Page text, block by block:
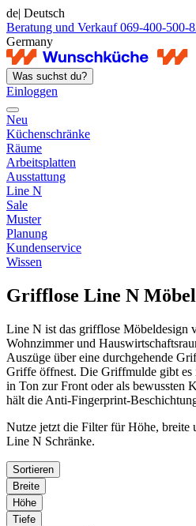
de| Deutsch
Beratung und Verkauf 069-400-500-
Germany
Was suchst du?
Einloggen
Neu
Küchenschränke
Räume
Arbeitsplatten
Ausstattung
Line N
Sale
Muster
Planung
Kundenservice
Wissen
Grifflose Line N
Line N ist das grifflose Möbeldesign
Wohnzimmer und
Auszüge über eine durchgehende
Griffe öffnest. Die Griffmulde gibt es
in Ton zur Front oder als bewussten
hält die Anti-Fingerprint-
Nutze jetzt die Filter für Höhe, breite
Line N Schränke.
Sortieren
Breite
Höhe
Tiefe